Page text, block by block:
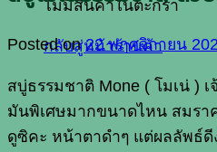
ไม่มีสินค้าในตะกร้า
กลับสู่หน้าร้านค้า
Posted on22 พฤศจิกายน
สบู่ธรรมชาติ Mone ( โมเน่ )
มันพิเศษมากขนาดไหน สมรา
ดูซิคะ หน้าตาดำๆ แต่ผลลัพธ์